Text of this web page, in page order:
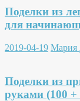
Поделки из
для
2019-04-19 Мария
Поделки из
руками (100 +